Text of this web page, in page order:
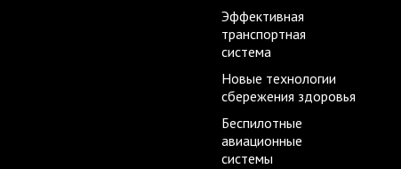
Эффективная
транспортная
система
Новые технологии
сбережения здоровья
Беспилотные
авиационные
системы